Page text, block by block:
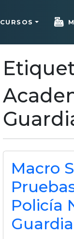
CURSOS
Macro
Policía